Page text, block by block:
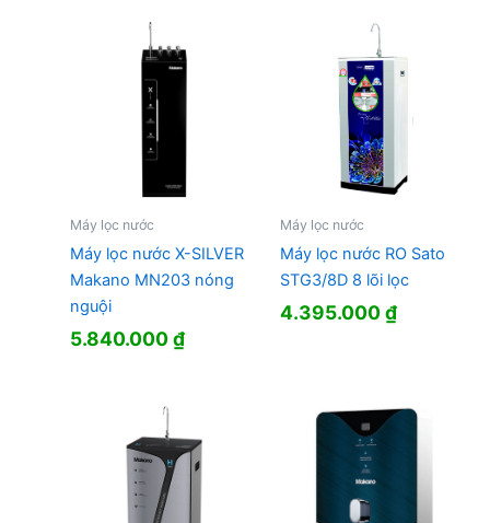
5.190.000 ₫.
Máy lọc nước
Máy lọc nước X-SILVER
Makano MN203 nóng
nguội
5.840.000₫
Máy lọc nước
Máy lọc nước RO Sato
STG3/8D 8 lõi lọc
4.395.000₫